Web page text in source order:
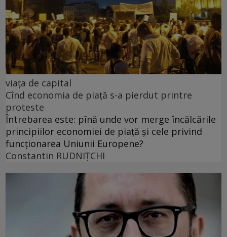
viața de capital
Cînd economia de piață s-a pierdut printre
proteste
Întrebarea este: pînă unde vor merge încălcările
principiilor economiei de piață și cele privind
funcționarea Uniunii Europene?
Constantin RUDNIŢCHI